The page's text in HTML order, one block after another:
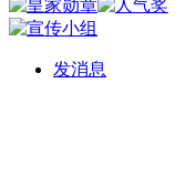
发消息